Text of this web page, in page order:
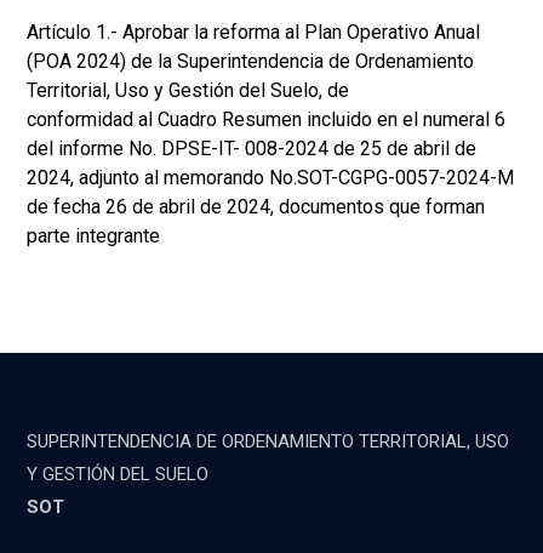
Artículo 1.- Aprobar la reforma al Plan Operativo Anual
(POA 2024) de la Superintendencia de Ordenamiento
Territorial, Uso y Gestión del Suelo, de
conformidad al Cuadro Resumen incluido en el numeral 6
del informe No. DPSE-IT- 008-2024 de 25 de abril de
2024, adjunto al memorando No.SOT-CGPG-0057-2024-M
de fecha 26 de abril de 2024, documentos que forman
parte integrante
SUPERINTENDENCIA DE ORDENAMIENTO TERRITORIAL, USO
Y GESTIÓN DEL SUELO
SOT